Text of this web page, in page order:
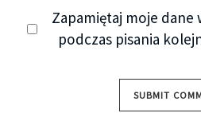
Zapamiętaj moje
podczas pisania